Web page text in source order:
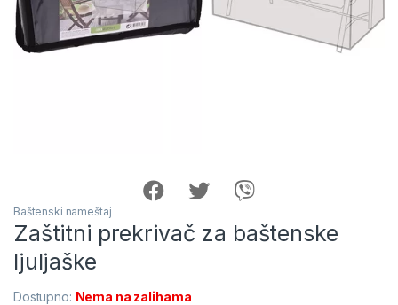
Baštenski nameštaj
Zaštitni prekrivač za baštenske
ljuljaške
Dostupno: Nema na zalihama